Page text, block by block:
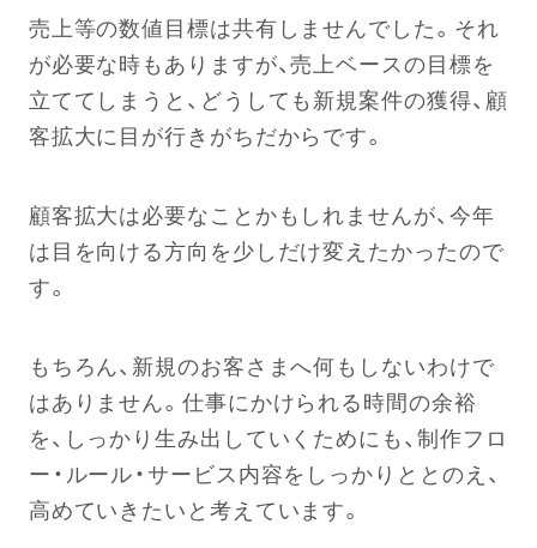
売上等の数値目標は共有しませんでした。それ
が必要な時もありますが、売上ベースの目標を
立ててしまうと、どうしても新規案件の獲得、顧
客拡大に目が行きがちだからです。
顧客拡大は必要なことかもしれませんが、今年
は目を向ける方向を少しだけ変えたかったので
す。
もちろん、新規のお客さまへ何もしないわけで
はありません。仕事にかけられる時間の余裕
を、しっかり生み出していくためにも、制作フロ
ー・ルール・サービス内容をしっかりととのえ、
高めていきたいと考えています。